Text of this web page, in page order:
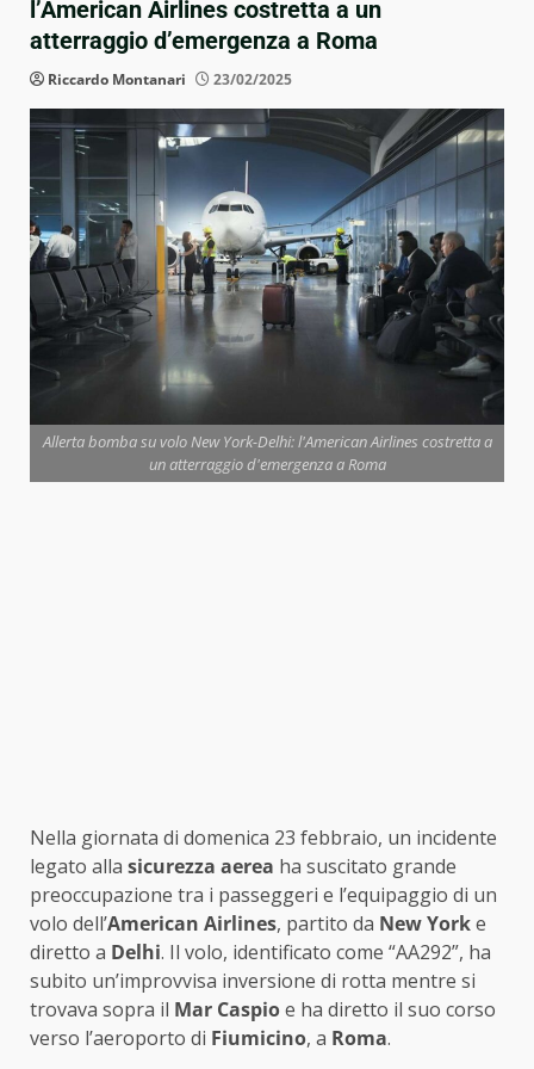
l’American Airlines costretta a un
atterraggio d’emergenza a Roma
Riccardo Montanari 23/02/2025
Allerta bomba su volo New York-Delhi: l'American Airlines costretta a
un atterraggio d'emergenza a Roma
Nella giornata di domenica 23 febbraio, un incidente
legato alla sicurezza aerea ha suscitato grande
preoccupazione tra i passeggeri e l’equipaggio di un
volo dell’American Airlines, partito da New Yorke
diretto a Delhi. Il volo, identificato come “AA292”, ha
subito un’improvvisa inversione di rotta mentre si
trovava sopra il Mar Caspioe ha diretto il suo corso
verso l’aeroporto di Fiumicino, a Roma.